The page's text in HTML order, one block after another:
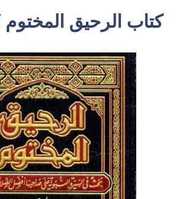
كتاب الرحيق المختوم pdf